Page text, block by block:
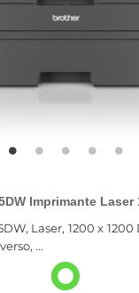
Imprimante Laser
Laser, 1200 x 1200
...